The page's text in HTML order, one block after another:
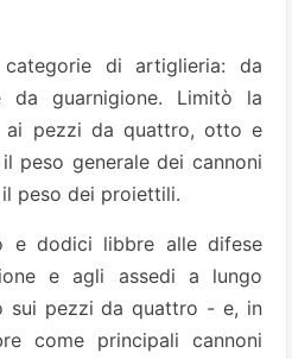
di artiglieria: da
da guarnigione. Limitò la
ai pezzi da quattro, otto e
peso generale dei cannoni
peso dei proiettili.
dodici libbre alle difese
e agli assedi a lungo
sui pezzi da quattro - e, in
come principali cannoni